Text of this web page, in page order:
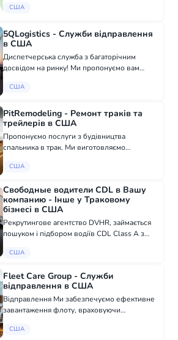
завантажуємо по Америці/Канаді, навчання
США
5QLogistics - Служби відправлення
в США
Диспетчерська служба з багаторічним
досвідом на ринку! Ми пропонуємо вам
які вміють підібрати правильне
підтримка во...
США
PitRemodeling - Ремонт траків та
трейлерів в США
Пропонуємо послуги з будівництва
спальника в трак. Ми виготовляємо
установки різних видів пристроїв
"будь-який каприз...
США
Свободные водители CDL в Вашу
компанию - Інше у Траковому
бізнесі в США
Рекрутингове агентство DVHR, займається
пошуком і підбором водіїв CDL Class A з
нашій базі даних понад 50 000 потенційних
США
Fleet Care Group - Служби
відправлення в США
Відправлення Ми забезпечуємо ефективне
завантаження флоту, враховуючи
найвищі ринкові ставки, наявні варіанти
США